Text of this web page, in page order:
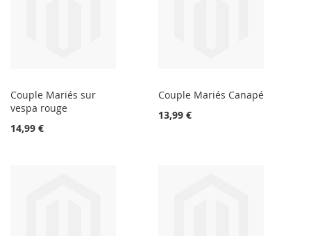
Couple Mariés sur
vespa rouge
14,99 €
Couple Mariés Canapé
13,99 €